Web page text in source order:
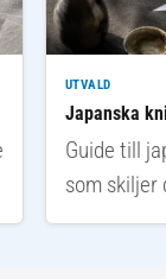
UTVALD
Japanska
Guide till
som skiljer